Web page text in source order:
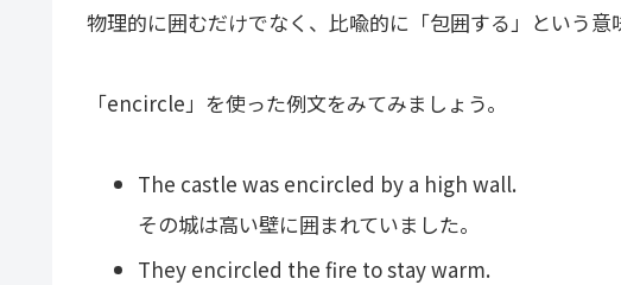
物理的に囲むだけでなく、比喩的に「包囲する」という意
「encircle」を使った例文をみてみましょう。
The castle was encircled by a high wall.
その城は高い壁に囲まれていました。
They encircled the fire to stay warm.